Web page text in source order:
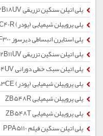
پلی اتیلن سنگین تزریقی 52B18UV
پلی پروپیلن شیمیایی (پودر) EPC40R
پلی استایرن انبساطی دیرسوز F300
پلی اتیلن سنگین تزریقی 52B11UV
پلی اتیلن سبک خطی دورانی 32604UV
پلی پروپیلن شیمیایی (پودر) EP2X83CE
پلی پروپیلن شیمیایی ZB548R
پلی پروپیلن شیمیایی ZB548T
پلی اتیلن سنگین فیلم PPA5110